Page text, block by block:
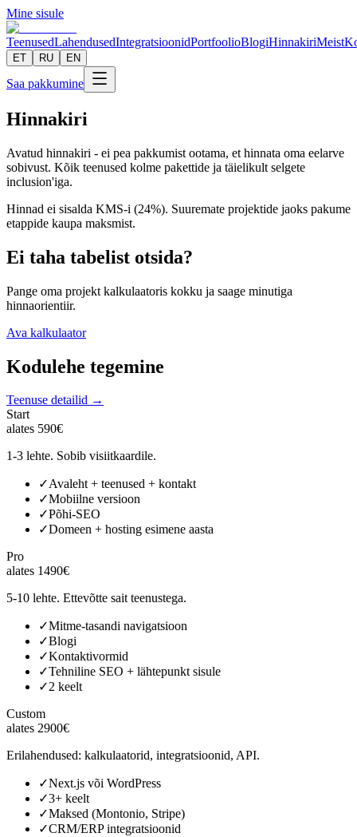
Mine sisule
TeenusedLahendusedIntegratsioonidPortfoolioBlogiHinnakiriMeist
ET RU EN
Saa pakkumine
Hinnakiri
Avatud hinnakiri - ei pea pakkumist ootama, et hinnata oma eelarve
sobivust. Kõik teenused kolme pakettide ja täielikult selgete
inclusion'iga.
Hinnad ei sisalda KMS-i (24%). Suuremate projektide jaoks pakume
etappide kaupa maksmist.
Ei taha tabelist otsida?
Pange oma projekt kalkulaatoris kokku ja saage minutiga
hinnaorientiir.
Ava kalkulaator
Kodulehe tegemine
Teenuse detailid →
Start
alates 590€
1-3 lehte. Sobib visiitkaardile.
✓Avaleht + teenused + kontakt
✓Mobiilne versioon
✓Põhi-SEO
✓Domeen + hosting esimene aasta
Pro
alates 1490€
5-10 lehte. Ettevõtte sait teenustega.
✓Mitme-tasandi navigatsioon
✓Blogi
✓Kontaktivormid
✓Tehniline SEO + lähtepunkt sisule
✓2 keelt
Custom
alates 2900€
Erilahendused: kalkulaatorid, integratsioonid, API.
✓Next.js või WordPress
✓3+ keelt
✓Maksed (Montonio, Stripe)
✓CRM/ERP integratsioonid